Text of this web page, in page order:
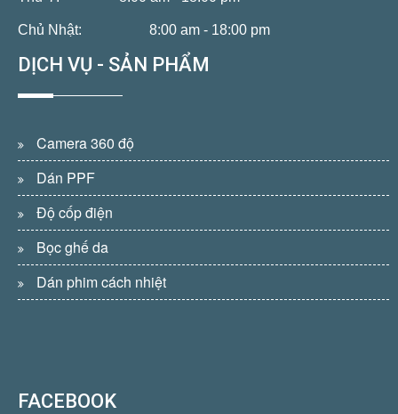
Chủ Nhật: 8:00 am - 18:00 pm
DỊCH VỤ - SẢN PHẨM
Camera 360 độ
Dán PPF
Độ cốp điện
Bọc ghế da
Dán phim cách nhiệt
FACEBOOK